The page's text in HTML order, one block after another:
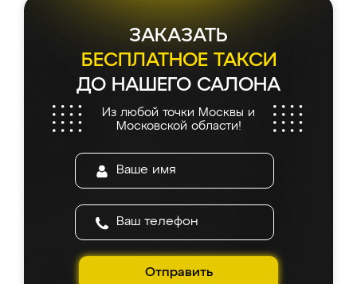
ЗАКАЗАТЬ
БЕСПЛАТНОЕ ТАКСИ
ДО НАШЕГО САЛОНА
Из любой точки Москвы и
Московской области!
Отправить